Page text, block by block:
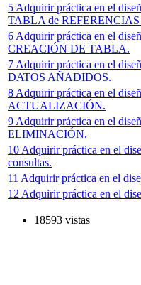
5 Adquirir práctica en el
TABLA de
6 Adquirir práctica en el
CREACIÓN DE TABLA.
7 Adquirir práctica en el
DATOS AÑADIDOS.
8 Adquirir práctica en el
ACTUALIZACIÓN.
9 Adquirir práctica en el
ELIMINACIÓN.
10 Adquirir práctica en el
consultas.
11 Adquirir práctica en el
12 Adquirir práctica en el
18593 vistas